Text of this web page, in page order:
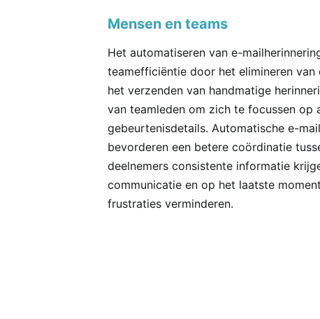
Mensen en teams
Het automatiseren van e-
teamefficiëntie door het elimineren van
het verzenden van handmatige
van teamleden om zich te focussen op
gebeurtenisdetails. Automatische e-
bevorderen een betere coördinatie
deelnemers consistente informatie
communicatie en op het laatste
frustraties verminderen.